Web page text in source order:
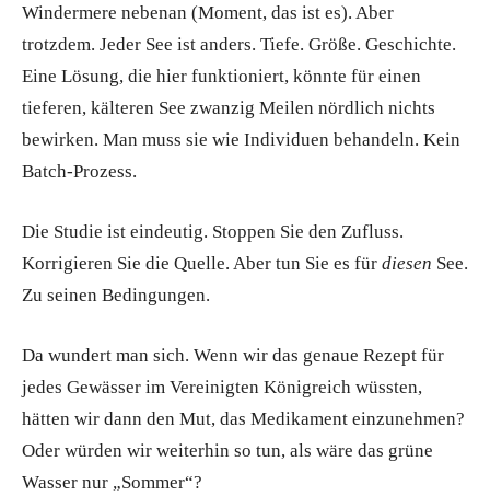
Windermere nebenan (Moment, das ist es). Aber
trotzdem. Jeder See ist anders. Tiefe. Größe. Geschichte.
Eine Lösung, die hier funktioniert, könnte für einen
tieferen, kälteren See zwanzig Meilen nördlich nichts
bewirken. Man muss sie wie Individuen behandeln. Kein
Batch-Prozess.
Die Studie ist eindeutig. Stoppen Sie den Zufluss.
Korrigieren Sie die Quelle. Aber tun Sie es für diesen See.
Zu seinen Bedingungen.
Da wundert man sich. Wenn wir das genaue Rezept für
jedes Gewässer im Vereinigten Königreich wüssten,
hätten wir dann den Mut, das Medikament einzunehmen?
Oder würden wir weiterhin so tun, als wäre das grüne
Wasser nur „Sommer“?